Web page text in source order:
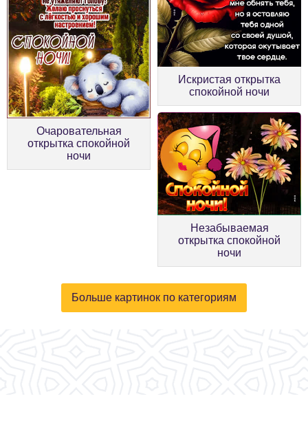
Искристая открытка
спокойной ночи
Очаровательная
открытка спокойной
ночи
Незабываемая
открытка спокойной
ночи
Больше картинок по категориям